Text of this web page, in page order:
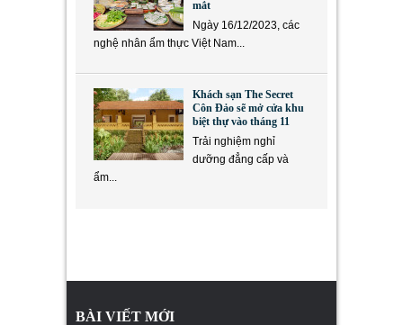
mắt
Ngày 16/12/2023, các
nghệ nhân ẩm thực Việt Nam...
Khách sạn The Secret
Côn Đảo sẽ mở cửa khu
biệt thự vào tháng 11
Trải nghiệm nghỉ
dưỡng đẳng cấp và
ẩm...
BÀI VIẾT MỚI